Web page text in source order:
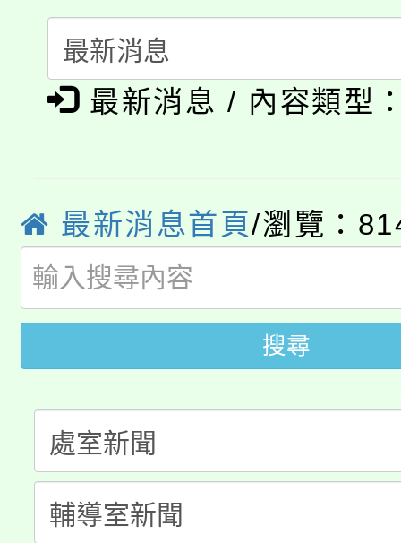
代理(課)教師甄選結果(
轉知中國文化大學推廣
《TA101》溝通分析基
程，歡迎學生輔導中心
系所師生報名參加。
淨零綠生活教案入校路
會
115年食農教育專業人
學籍身 分審查程序及
版
淨零綠領人才培育課程
公告本校115學年度第
代理(課)教師甄選結果(
「2026金融保險知識
桃園市115學年度學生
代理(課)教師甄選結果(
公告本校115學年度第
代理(課)教師甄選結果(
轉知中國文化大學推廣
《TA101》溝通分析基
最新消息 / 內容類型
最新消息首頁/瀏覽：
搜尋